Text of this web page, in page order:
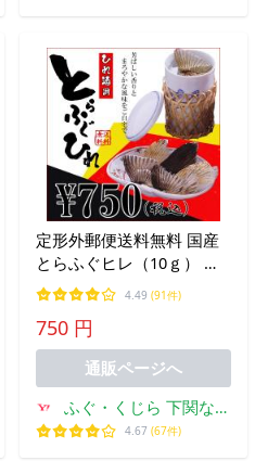
定形外郵便送料無料 国産
とらふぐヒレ（10ｇ） 常
温商品 ひれ酒4.49 (91件)
750 円
通販ページへ
ふぐ・くじら 下関なる
と
4.67 (67件)